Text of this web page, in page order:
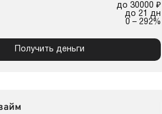
до 30000 ₽
до 21 дн
0 – 292%
Получить деньги